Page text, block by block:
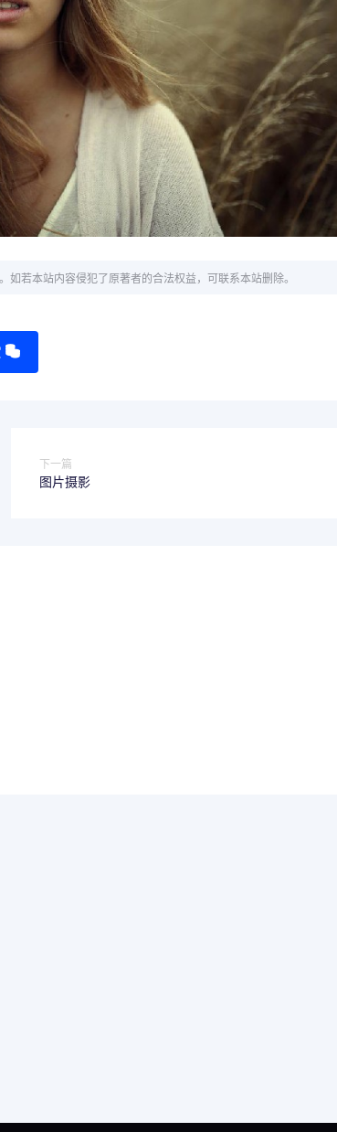
若本站内容侵犯了原著者的合法权益，可联系本站删除。
下一篇
图片摄影